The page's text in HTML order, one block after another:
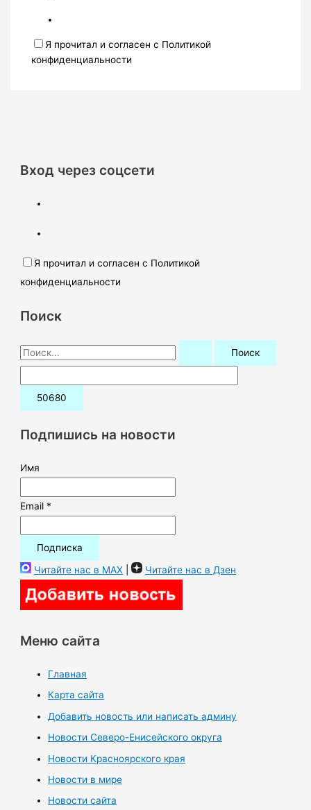
Я прочитал и согласен с Политикой
конфиденциальности
Вход через соцсети
Я прочитал и согласен с Политикой
конфиденциальности
Поиск
П
о
и
:Подпишись на новости
Имя
Email *
Читайте нас в MAX | Читайте нас в Дзен
Меню сайта
Главная
Карта сайта
Добавить новость или написать админу
Новости Северо-Енисейского округа
Новости Красноярского края
Новости в мире
Новости сайта